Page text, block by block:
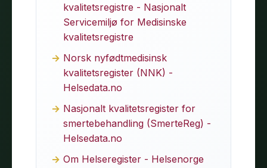
kvalitetsregistre - Nasjonalt
Servicemiljø for Medisinske
kvalitetsregistre
Norsk nyfødtmedisinsk
kvalitetsregister (NNK) -
Helsedata.no
Nasjonalt kvalitetsregister for
smertebehandling (SmerteReg) -
Helsedata.no
Om Helseregister - Helsenorge